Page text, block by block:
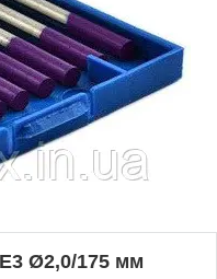
Ø2,0/175 мм